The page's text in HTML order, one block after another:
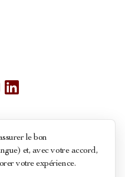
de ventes
le bon
et, avec votre accord,
votre expérience.